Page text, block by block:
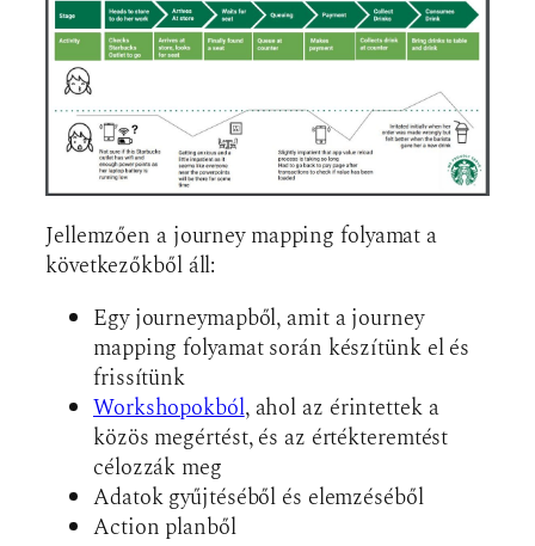
Jellemzően a journey mapping folyamat a
következőkből áll:
Egy journeymapből, amit a journey
mapping folyamat során készítünk el és
frissítünk
Workshopokból, ahol az érintettek a
közös megértést, és az értékteremtést
célozzák meg
Adatok gyűjtéséből és elemzéséből
Action planből